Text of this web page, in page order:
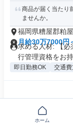
商品が届く当たり
ませんか。
福岡県糟屋郡粕
月給30万7000円
求める人材: 【必
行管理資格をお持
即日勤務OK 交通
ホーム